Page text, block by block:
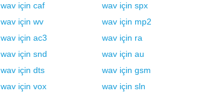
wav için caf wav için spx
wav için wv wav için mp2
wav için ac3 wav için ra
wav için snd wav için au
wav için dts wav için gsm
wav için vox wav için sln